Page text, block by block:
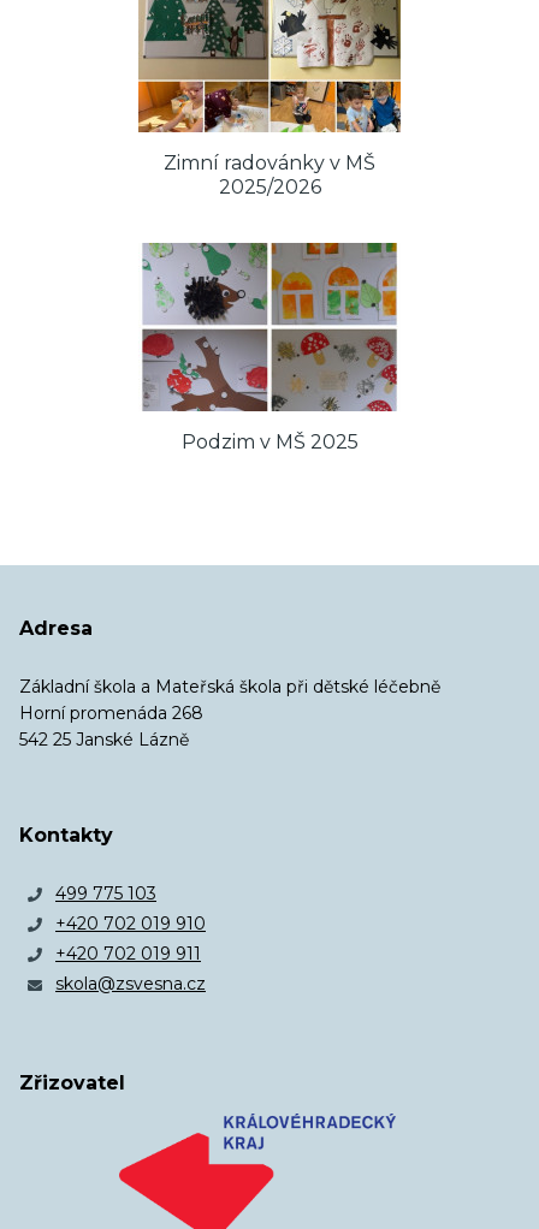
Zimní radovánky v MŠ
2025/2026
Podzim v MŠ 2025
Adresa
Základní škola a Mateřská škola při dětské léčebně
Horní promenáda 268
542 25 Janské Lázně
Kontakty
499 775 103
+420 702 019 910
+420 702 019 911
skola@zsvesna.cz
Zřizovatel